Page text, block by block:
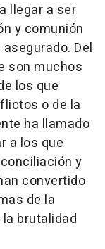
llegar a ser
y comunión
Del
son muchos
los que
o de la
ha llamado
a los que
y
convertido
de la
brutalidad